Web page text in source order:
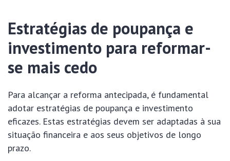
Estratégias de poupança e
investimento para reformar-
se mais cedo
Para alcançar a reforma antecipada, é fundamental
adotar estratégias de poupança e investimento
eficazes. Estas estratégias devem ser adaptadas à sua
situação financeira e aos seus objetivos de longo
prazo.